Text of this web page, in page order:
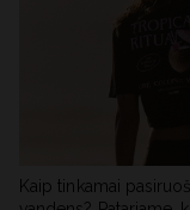
Kaip tinkamai